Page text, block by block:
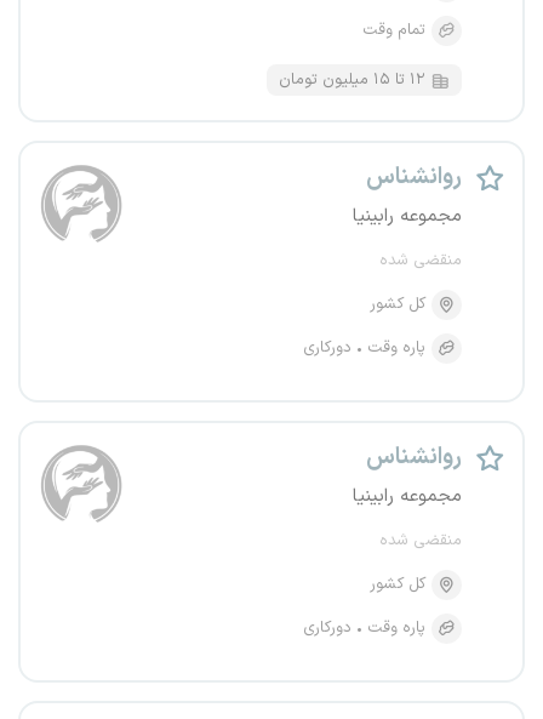
تمام وقت
۱۲ تا ۱۵ میلیون تومان
روانشناس
مجموعه رابینیا
منقضی شده
کل کشور
پاره وقت
دورکاری
روانشناس
مجموعه رابینیا
منقضی شده
کل کشور
پاره وقت
دورکاری